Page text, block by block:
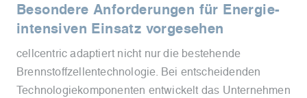
Besondere Anforderungen für Energie-
intensiven Einsatz vorgesehen
cellcentric adaptiert nicht nur die bestehende
Brennstoffzellentechnologie. Bei entscheidenden
Technologiekomponenten entwickelt das Unternehmen